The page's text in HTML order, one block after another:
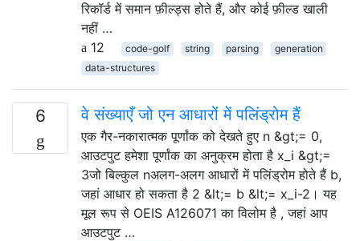
रिकॉर्ड में समान फ़ील्ड्स होते हैं, और कोई फ़ील्ड खाली
नहीं …
12
code-golf string parsing
generation
data-structures
6 वे संख्याएँ जो एन आधारों में पलिंड्रोम हैं
एक गैर-नकारात्मक पूर्णांक को देखते हुए n &gt;= 0,
आउटपुट हमेशा पूर्णांक का अनुक्रम होता है x_i &gt;=
3जो बिल्कुल nअलग-अलग आधारों में पलिंड्रोम होते हैं b,
जहां आधार हो सकता है 2 &lt;= b &lt;= x_i-2। यह
मूल रूप से OEIS A126071 का विलोम है , जहां आप
आउटपुट …